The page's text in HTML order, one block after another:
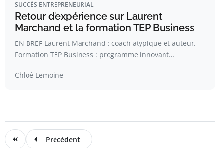
SUCCÈS ENTREPRENEURIAL
Retour d’expérience sur Laurent
Marchand et la formation TEP Business
EN BREF Laurent Marchand : coach atypique et auteur.
Formation TEP Business : programme innovant…
Chloé Lemoine
Précédent